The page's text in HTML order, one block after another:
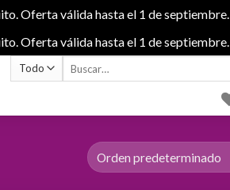
Oferta válida hasta el 1 de septiembre.
Oferta válida hasta el 1 de septiembre.
Buscar